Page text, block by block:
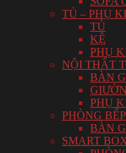
TỦ – PHỤ
TỦ
KỆ
PHỤ
NỘI THẤT
BÀN
PHỤ
PHÒNG BẾP
BÀN
SMART